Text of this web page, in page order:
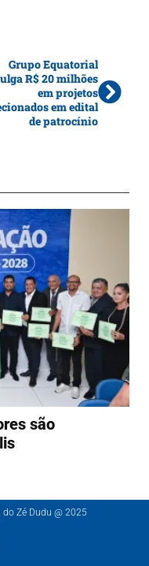
Grupo Equatorial
R$ 20 milhões
em projetos
em edital
de patrocínio
são
Zé Dudu @ 2025